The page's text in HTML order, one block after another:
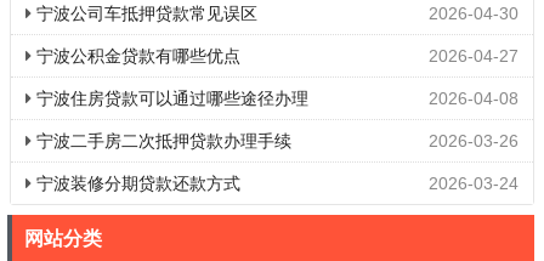
2026-04-30
宁波公司车抵押贷款常见误区
2026-04-27
宁波公积金贷款有哪些优点
2026-04-08
宁波住房贷款可以通过哪些途径办理
2026-03-26
宁波二手房二次抵押贷款办理手续
2026-03-24
宁波装修分期贷款还款方式
网站分类